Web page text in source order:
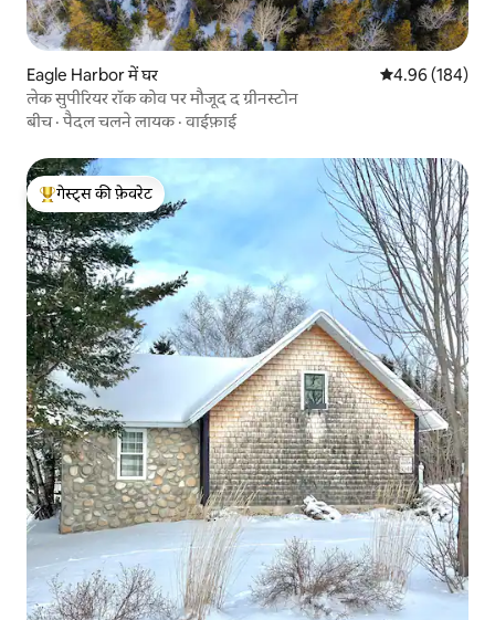
Eagle Harbor में घर औसत रेटिंग 5 में से
4.96 (184)
लेक सुपीरियर रॉक कोव पर मौजूद द ग्रीनस्टोन
बीच·पैदल चलने लायक·वाईफ़ाई
गेस्ट्स का टॉप फ़ेवरेट
गेस्ट्स की फ़ेवरेट